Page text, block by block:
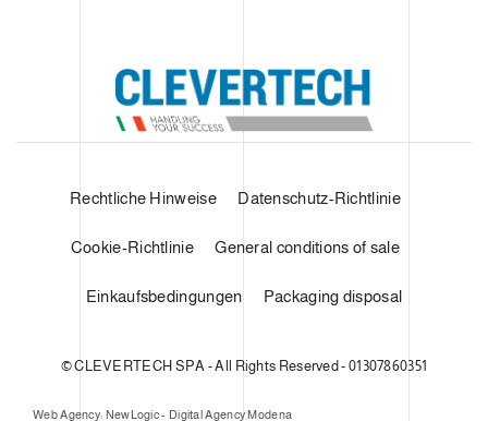
Rechtliche Hinweise Datenschutz-Richtlinie
Cookie-Richtlinie General conditions of sale
Einkaufsbedingungen Packaging disposal
© CLEVERTECH SPA - All Rights Reserved - 01307860351
Web Agency: NewLogic - Digital Agency Modena